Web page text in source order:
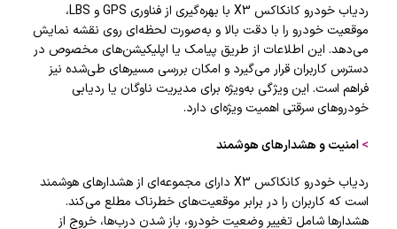
ردیاب خودرو کانکاکس X3 با بهره‌گیری از فناوری GPS و LBS،
موقعیت خودرو را با دقت بالا و به‌صورت لحظه‌ای روی نقشه نمایش
می‌دهد. این اطلاعات از طریق پیامک یا اپلیکیشن‌های مخصوص در
دسترس کاربران قرار می‌گیرد و امکان بررسی مسیرهای طی‌شده نیز
فراهم است. این ویژگی به‌ویژه برای مدیریت ناوگان یا ردیابی
خودروهای سرقتی اهمیت ویژه‌ای دارد.
>امنیت و هشدارهای هوشمند
ردیاب خودرو کانکاکس X3 دارای مجموعه‌ای از هشدارهای هوشمند
است که کاربران را در برابر موقعیت‌های خطرناک مطلع می‌کند.
هشدارها شامل تغییر وضعیت خودرو، باز شدن درب‌ها، خروج از